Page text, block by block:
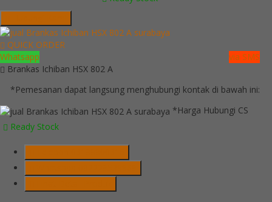
QUICK ORDER
Whatsapp
via SMS
Brankas Ichiban HSX 802 A
*Pemesanan dapat langsung menghubungi kontak di bawah ini:
*Harga Hubungi CS
Ready Stock